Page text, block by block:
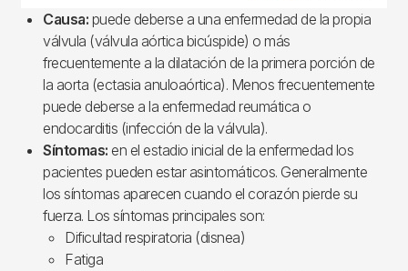
Causa: puede deberse a una enfermedad de la propia
válvula (válvula aórtica bicúspide) o más
frecuentemente a la dilatación de la primera porción de
la aorta (ectasia anuloaórtica). Menos frecuentemente
puede deberse a la enfermedad reumática o
endocarditis (infección de la válvula).
Síntomas: en el estadio inicial de la enfermedad los
pacientes pueden estar asintomáticos. Generalmente
los síntomas aparecen cuando el corazón pierde su
fuerza. Los síntomas principales son:
Dificultad respiratoria (disnea)
Fatiga